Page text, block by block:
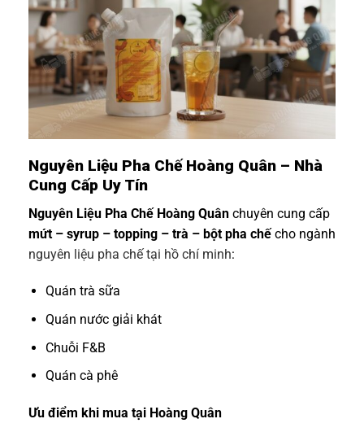
Nguyên Liệu Pha Chế Hoàng Quân – Nhà
Cung Cấp Uy Tín
Nguyên Liệu Pha Chế Hoàng Quân chuyên cung cấp
mứt – syrup – topping – trà – bột pha chếcho ngành
nguyên liệu pha chế tại hồ chí minh:
Quán trà sữa
Quán nước giải khát
Chuỗi F&B
Quán cà phê
Ưu điểm khi mua tại Hoàng Quân